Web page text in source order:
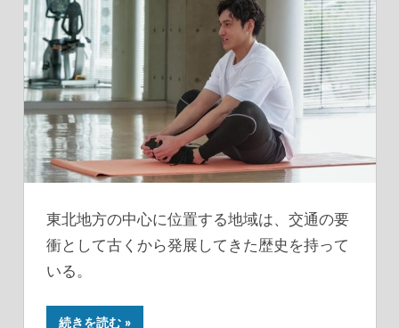
東北地方の中心に位置する地域は、交通の要
衝として古くから発展してきた歴史を持って
いる。
続きを読む